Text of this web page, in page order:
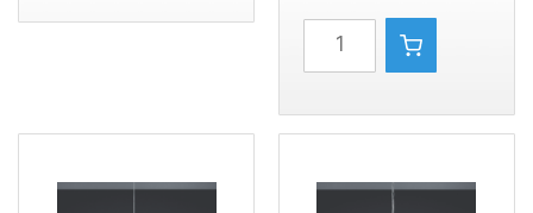
JIMMY
PLAFONJERA
MAT
CRNO
1XE27